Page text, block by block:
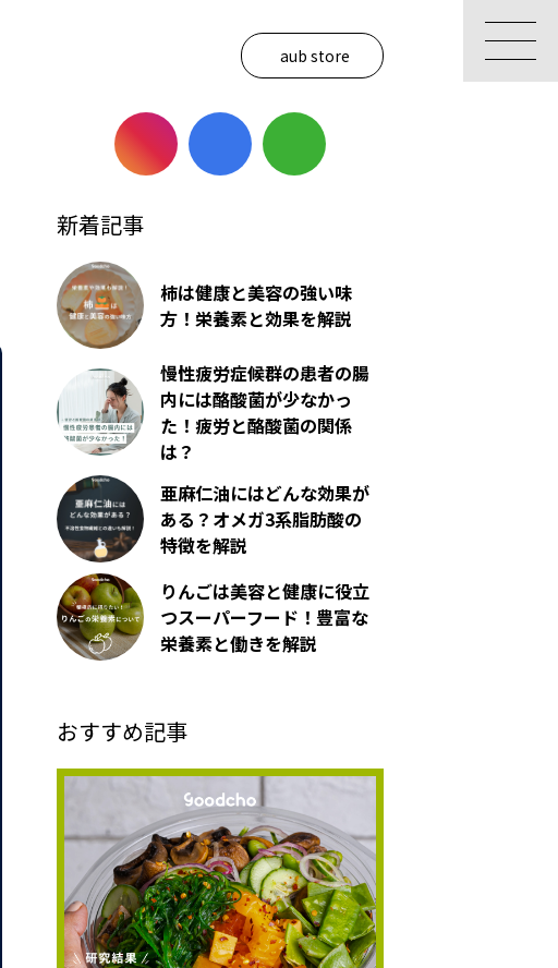
aub store
新着記事
柿は健康と美容の強い味
方！栄養素と効果を解説
慢性疲労症候群の患者の腸
内には酪酸菌が少なかっ
た！疲労と酪酸菌の関係
は？
亜麻仁油にはどんな効果が
ある？オメガ3系脂肪酸の
特徴を解説
りんごは美容と健康に役立
つスーパーフード！豊富な
栄養素と働きを解説
おすすめ記事